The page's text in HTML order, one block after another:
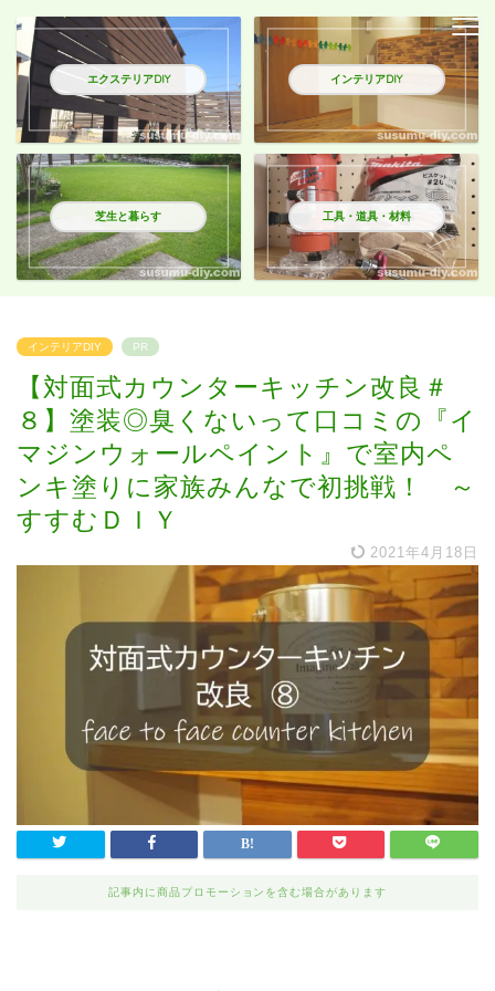
エクステリアDIY インテリアDIY
芝生と暮らす 工具・道具・材料
インテリアDIY PR
【対面式カウンターキッチン改良＃
８】塗装◎臭くないって口コミの『イ
マジンウォールペイント』で室内ペ
ンキ塗りに家族みんなで初挑戦！ ～
すすむＤＩＹ
2021年4月18日
記事内に商品プロモーションを含む場合があります